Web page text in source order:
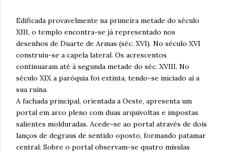
Edificada provavelmente na primeira metade do século
XIII, o templo encontra-se já representado nos
desenhos de Duarte de Armas (séc. XVI). No século XVI
construiu-se a capela lateral. Os acrescentos
continuaram até à segunda metade do séc. XVIII. No
século XIX a paróquia foi extinta, tendo-se iniciado aí a
sua ruína.
A fachada principal, orientada a Oeste, apresenta um
portal em arco pleno com duas arquivoltas e impostas
salientes molduradas. Acede-se ao portal através de dois
lanços de degraus de sentido oposto, formando patamar
central. Sobre o portal observam-se quatro mísulas